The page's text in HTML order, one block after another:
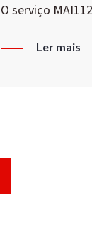
O serviço
Ler mais